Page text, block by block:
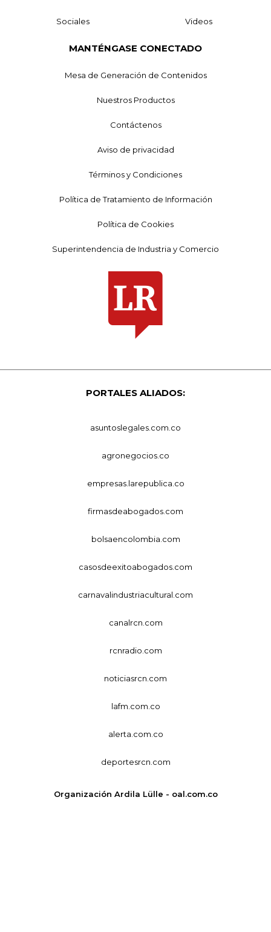
Sociales Videos
MANTÉNGASE CONECTADO
Mesa de Generación de Contenidos
Nuestros Productos
Contáctenos
Aviso de privacidad
Términos y Condiciones
Política de Tratamiento de Información
Política de Cookies
Superintendencia de Industria y Comercio
PORTALES ALIADOS:
asuntoslegales.com.co
agronegocios.co
empresas.larepublica.co
firmasdeabogados.com
bolsaencolombia.com
casosdeexitoabogados.com
carnavalindustriacultural.com
canalrcn.com
rcnradio.com
noticiasrcn.com
lafm.com.co
alerta.com.co
deportesrcn.com
Organización Ardila Lülle - oal.com.co